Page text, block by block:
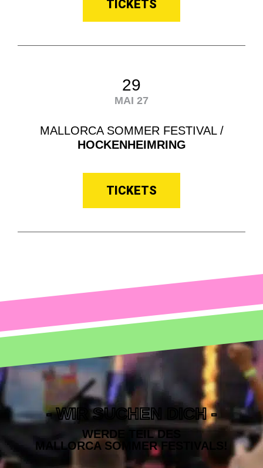
TICKETS
29
MAI 27
MALLORCA SOMMER FESTIVAL /
HOCKENHEIMRING
TICKETS
- WIR SUCHEN DICH -
WERDE TEIL DES
MALLORCA SOMMER FESTIVALS!